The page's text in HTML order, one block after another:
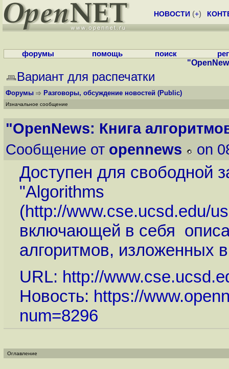
НОВОСТИ (+)
форумы помощь поиск
Вариант для распечатки
Форумы Разговоры, обсуждение новостей (Public)
Изначальное сообщение
"OpenNews: Книга
Сообщение от opennews on
Доступен для свободной
"Algorithms
(http://www.cse.ucsd.edu/
включающей в себя
алгоритмов, изложенных
URL: http://
Новость: https://
num=8296
Оглавление